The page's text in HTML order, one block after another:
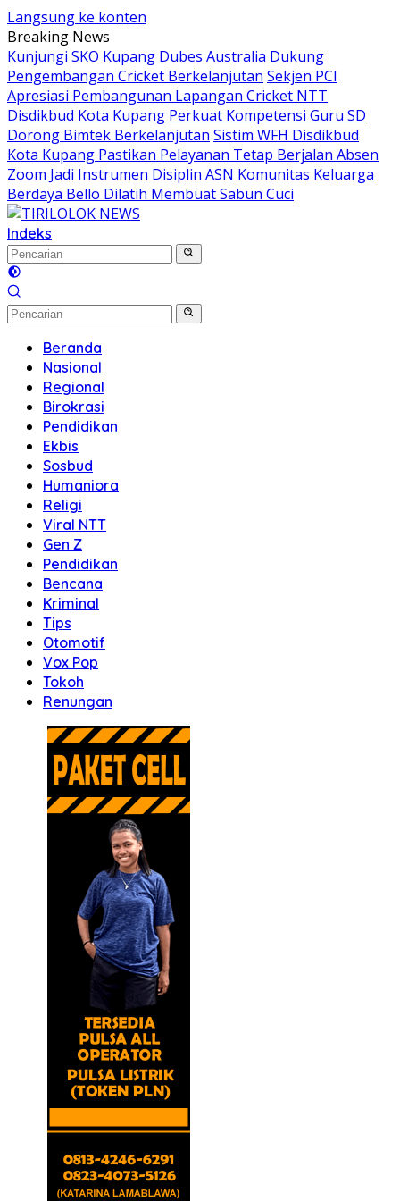
Langsung ke konten
Breaking News
Kunjungi SKO Kupang Dubes Australia Dukung
Pengembangan Cricket Berkelanjutan Sekjen PCI
Apresiasi Pembangunan Lapangan Cricket NTT
Disdikbud Kota Kupang Perkuat Kompetensi Guru SD
Dorong Bimtek Berkelanjutan Sistim WFH Disdikbud
Kota Kupang Pastikan Pelayanan Tetap Berjalan Absen
Zoom Jadi Instrumen Disiplin ASN Komunitas Keluarga
Berdaya Bello Dilatih Membuat Sabun Cuci
Indeks
Beranda
Nasional
Regional
Birokrasi
Pendidikan
Ekbis
Sosbud
Humaniora
Religi
Viral NTT
Gen Z
Pendidikan
Bencana
Kriminal
Tips
Otomotif
Vox Pop
Tokoh
Renungan